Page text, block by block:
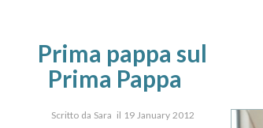
Prima pappa sul
Prima Pappa
Scritto da Sara il 19 January 2012